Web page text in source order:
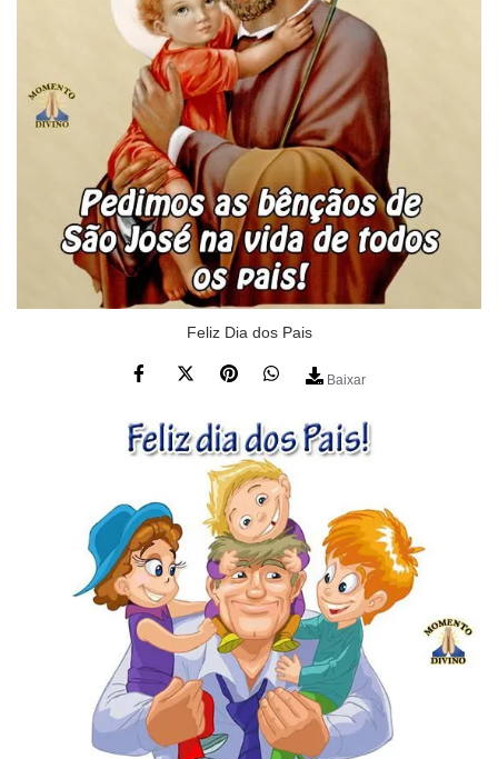
Feliz Dia dos Pais
Baixar